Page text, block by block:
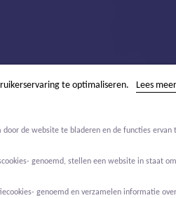
te optimaliseren. Lees meer
door de website te bladeren en de functies ervan
genoemd, stellen een website in staat
genoemd en verzamelen informatie